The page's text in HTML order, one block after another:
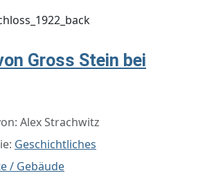
Gross Stein bei
Alex Strachwitz
Geschichtliches
/ Gebäude